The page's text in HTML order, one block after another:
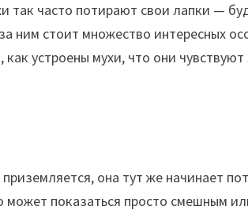
так часто потирают свои лапки —
ним стоит множество интересных
устроены мухи, что они
она тут же начинает
может показаться просто смешным